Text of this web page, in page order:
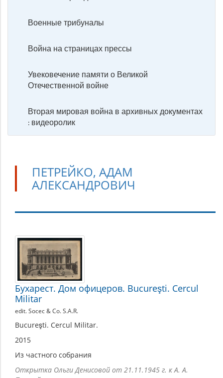
Военные трибуналы
Война на страницах прессы
Увековечение памяти о Великой
Отечественной войне
Вторая мировая война в архивных документах
: видеоролик
ПЕТРЕЙКО, АДАМ
АЛЕКСАНДРОВИЧ
Петрейко,
Адам
Александрович
Бухарест. Дом офицеров. Bucureşti. Cercul
Militar
edit. Socec & Co. S.A.R.
Bucureşti. Cercul Militar.
2015
Из частного собрания
Открытка Ольги Денисовой от 21.11.1945 г. к А. А.